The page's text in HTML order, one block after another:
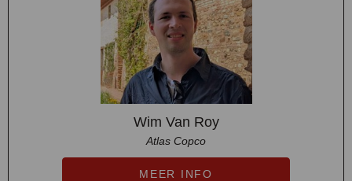
Wim Van Roy
Atlas Copco
MEER INFO